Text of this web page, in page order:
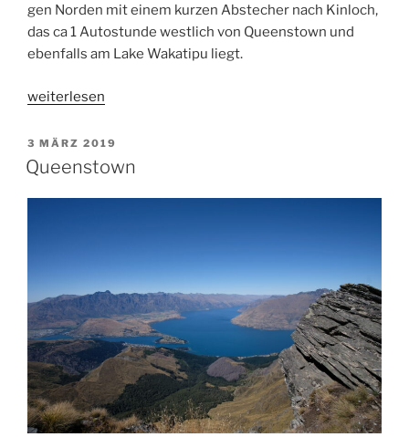
gen Norden mit einem kurzen Abstecher nach Kinloch,
das ca 1 Autostunde westlich von Queenstown und
ebenfalls am Lake Wakatipu liegt.
„Kinloch
Track“
weiterlesen
VERÖFFENTLICHT
AM
3 MÄRZ 2019
Queenstown